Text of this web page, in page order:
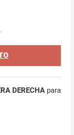
DERECHApara